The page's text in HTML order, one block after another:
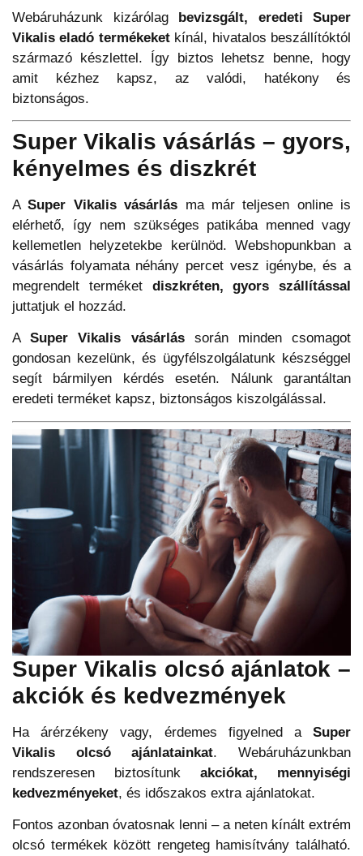
Webáruházunk kizárólag bevizsgált, eredeti Super
Vikalis eladó termékeketkínál, hivatalos beszállítóktól
származó készlettel. Így biztos lehetsz benne, hogy
amit kézhez kapsz, az valódi, hatékony és
biztonságos.
Super Vikalis vásárlás – gyors,
kényelmes és diszkrét
ASuper Vikalis vásárlás ma már teljesen online is
elérhető, így nem szükséges patikába menned vagy
kellemetlen helyzetekbe kerülnöd. Webshopunkban a
vásárlás folyamata néhány percet vesz igénybe, és a
megrendelt terméket diszkréten, gyors szállítással
juttatjuk el hozzád.
ASuper Vikalis vásárlássorán minden csomagot
gondosan kezelünk, és ügyfélszolgálatunk készséggel
segít bármilyen kérdés esetén. Nálunk garantáltan
eredeti terméket kapsz, biztonságos kiszolgálással.
Super Vikalis olcsó ajánlatok –
akciók és kedvezmények
Ha árérzékeny vagy, érdemes figyelned a Super
Vikalis olcsó ajánlatainkat. Webáruházunkban
rendszeresen biztosítunk akciókat, mennyiségi
kedvezményeket, és időszakos extra ajánlatokat.
Fontos azonban óvatosnak lenni – a neten kínált extrém
olcsó termékek között rengeteg hamisítvány található.